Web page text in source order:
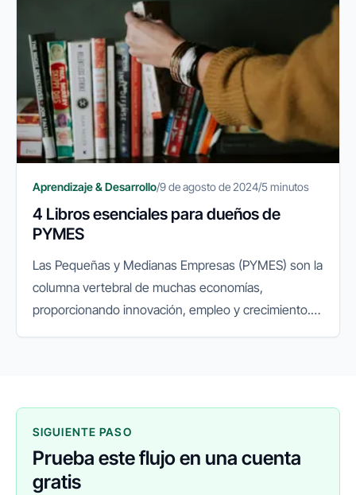
Aprendizaje & Desarrollo/9 de agosto de 2024/5 minutos
4 Libros esenciales para dueños de
PYMES
Las Pequeñas y Medianas Empresas (PYMES) son la
columna vertebral de muchas economías,
proporcionando innovación, empleo y crecimiento.
SIGUIENTE PASO
Prueba este flujo en una cuenta
gratis